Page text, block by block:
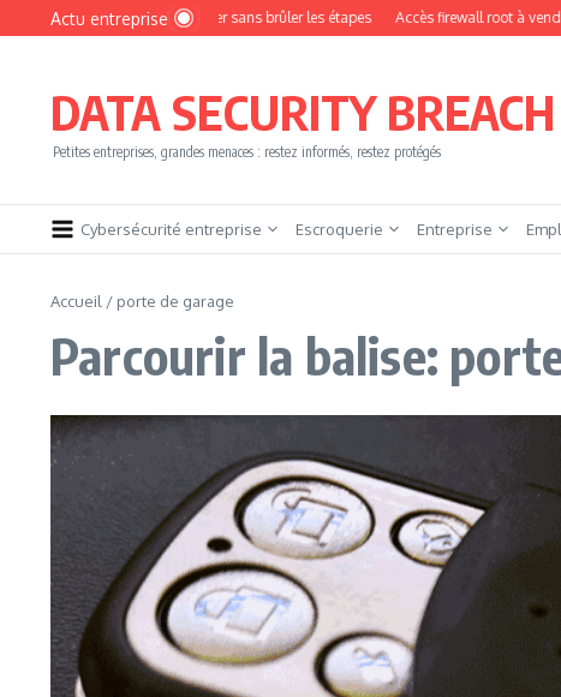
Aller au contenu
Actu entreprise
devenir pentester sans brûler les étapes Accès firewall root à vendre !
DATA SECURITY BREACH
Petites entreprises, grandes menaces : restez informés, restez protégés
Cybersécurité entreprise Escroquerie Entreprise
Accueil / porte de garage
Parcourir la balise: